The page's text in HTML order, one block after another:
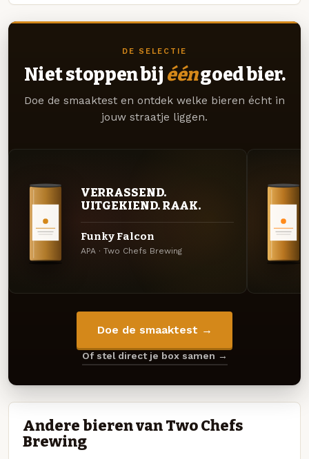
DE SELECTIE
Niet stoppen bij ééngoed bier.
Doe de smaaktest en ontdek welke bieren écht in
jouw straatje liggen.
VERRASSEND.
UITGEKIEND. RAAK.
Funky Falcon
APA · Two Chefs Brewing
Doe de smaaktest →
Of stel direct je box samen →
Andere bieren van Two Chefs
Brewing